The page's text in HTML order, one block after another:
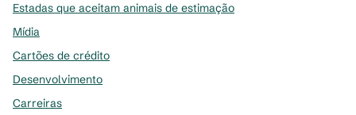
Estadas que aceitam animais de estimação
Mídia
Cartões de crédito
Desenvolvimento
Carreiras